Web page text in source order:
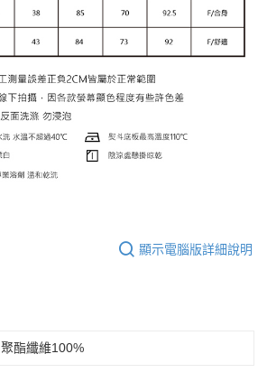
顯示電腦版詳細說明
聚酯纖維100%